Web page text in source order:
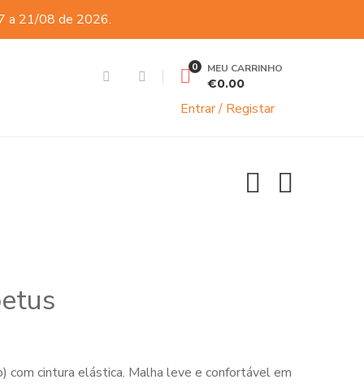
a 21/08 de 2026.
0 MEU CARRINHO
€0.00
Entrar / Registar
cintura elástica. Malha leve e confortável em